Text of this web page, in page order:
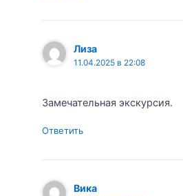
Лиза
11.04.2025 в 22:08
Замечательная экскурсия.
Ответить
Вика